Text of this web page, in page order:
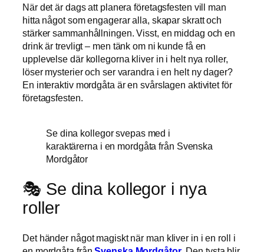
När det är dags att planera företagsfesten vill man
hitta något som engagerar alla, skapar skratt och
stärker sammanhållningen. Visst, en middag och en
drink är trevligt – men tänk om ni kunde få en
upplevelse där kollegorna kliver in i helt nya roller,
löser mysterier och ser varandra i en helt ny dager?
En interaktiv mordgåta är en svårslagen aktivitet för
företagsfesten.
Se dina kollegor svepas med i
karaktärerna i en mordgåta från Svenska
Mordgåtor
🎭 Se dina kollegor i nya
roller
Det händer något magiskt när man kliver in i en roll i